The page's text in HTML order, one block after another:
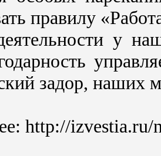
правилу
у
задор, наших
http://